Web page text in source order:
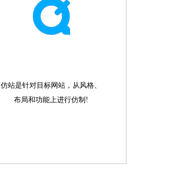
仿站是针对目标网站，从风格、
布局和功能上进行仿制!